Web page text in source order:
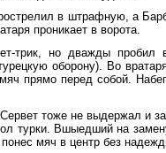
в штрафную, а
проникает в ворота.
трик, но дважды пробил
оборону). Во
прямо перед собой.
тоже не выдержал и
турки. Вшыедший на
мяч в центр без